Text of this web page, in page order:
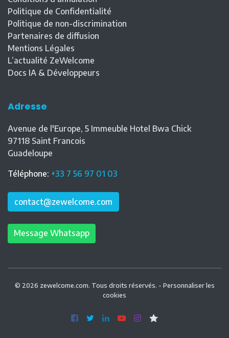
Politique de Confidentialité
Politique de non-discrimination
Partenaires de diffusion
Mentions Légales
L’actualité ZeWelcome
Docs IA & Développeurs
Adresse
Avenue de l'Europe, 5 Immeuble Hotel Bwa Chick
97118 Saint Francois
Guadeloupe
Téléphone: +33 7 56 97 01 03
contact@zewelcome.com
Message Whatsapp
© 2026 zewelcome.com. Tous droits réservés. - Personnaliser les
cookies